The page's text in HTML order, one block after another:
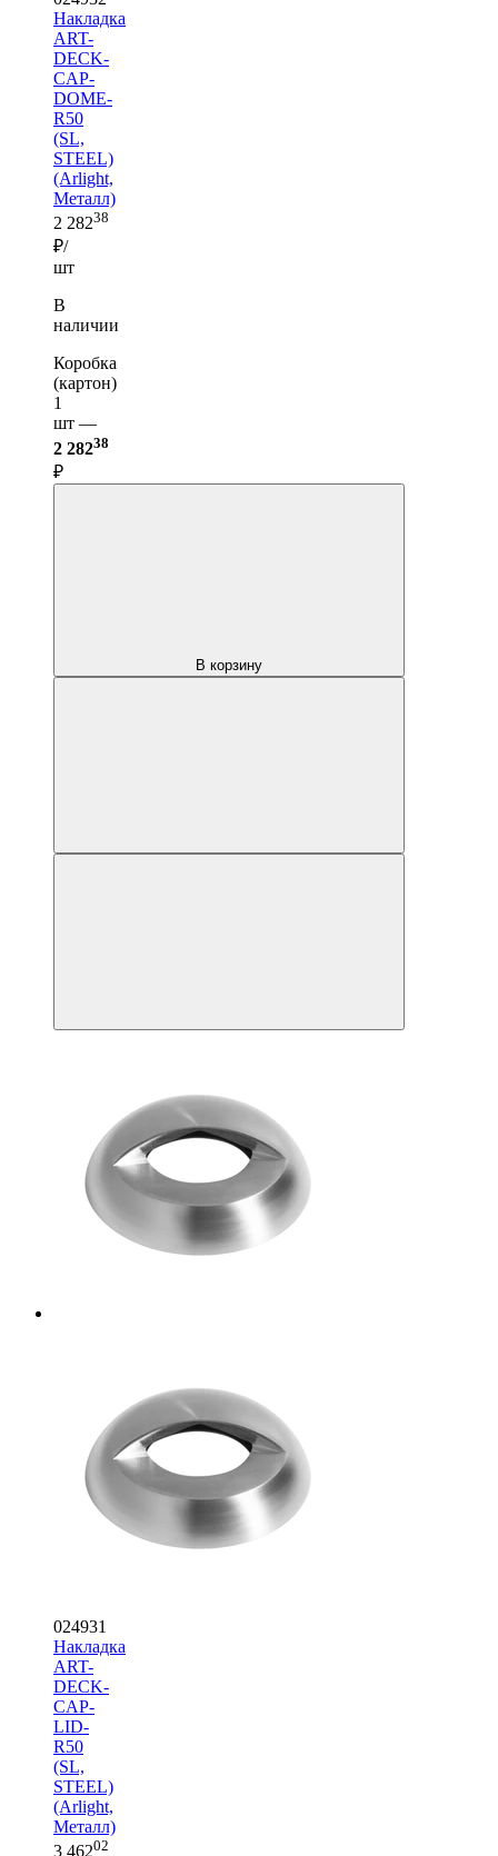
Накладка
ART-
DECK-
CAP-
DOME-
R50
(SL,
STEEL)
(Arlight,
Металл)
2 28238
₽/
шт
В
наличии
Коробка
(картон)
1
шт —
2 28238
₽
В корзину
024931
Накладка
ART-
DECK-
CAP-
LID-
R50
(SL,
STEEL)
(Arlight,
Металл)
3 46202